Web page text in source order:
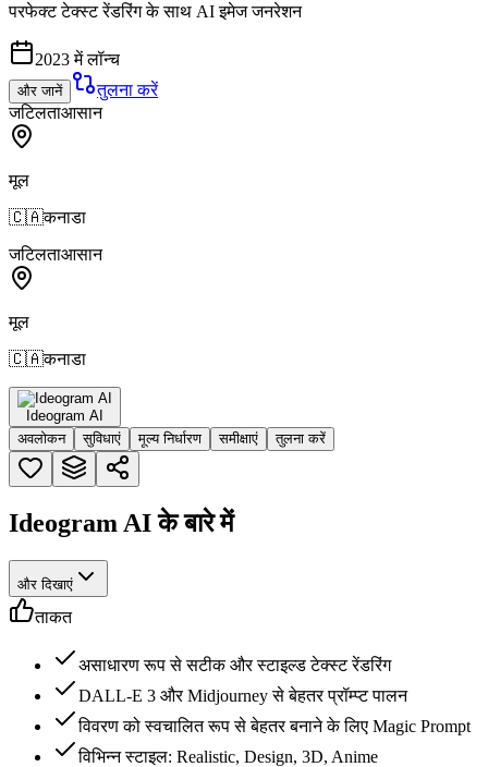
परफेक्ट टेक्स्ट रेंडरिंग के साथ AI इमेज जनरेशन
2023 में लॉन्च
और जानें
तुलना करें
जटिलताआसान
मूल
🇨🇦कनाडा
जटिलताआसान
मूल
🇨🇦कनाडा
Ideogram AI
अवलोकन
सुविधाएं मूल्य निर्धारण समीक्षाएं तुलना करें
Ideogram AI के बारे में
और दिखाएं
ताकत
असाधारण रूप से सटीक और स्टाइल्ड टेक्स्ट रेंडरिंग
DALL-E 3 और Midjourney से बेहतर प्रॉम्प्ट पालन
विवरण को स्वचालित रूप से बेहतर बनाने के लिए Magic Prompt
विभिन्न स्टाइल: Realistic, Design, 3D, Anime